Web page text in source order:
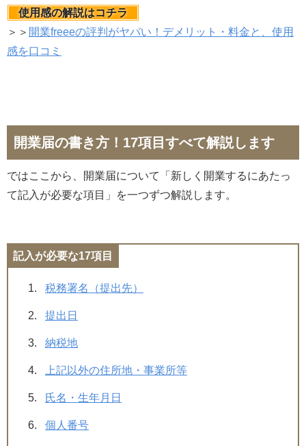
使用感の解説はコチラ
＞＞ 開業freeeの評判がヤバい！デメリット・料金と、使用
感を口コミ
開業届の書き方！17項目すべて解説します
ではここから、開業届について「新しく開業するにあたっ
て記入が必要な項目」を一つずつ解説します。
記入が必要な17項目
税務署名（提出先）
提出日
納税地
上記以外の住所地・事業所等
氏名・生年月日
個人番号